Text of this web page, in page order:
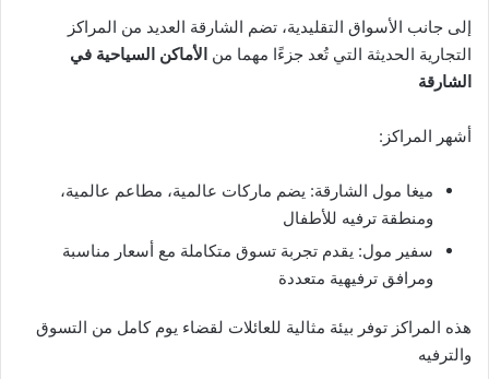
إلى جانب الأسواق التقليدية، تضم الشارقة العديد من المراكز
التجارية الحديثة التي تُعد جزءًا مهما من الأماكن السياحية في
الشارقة
أشهر المراكز:
ميغا مول الشارقة: يضم ماركات عالمية، مطاعم عالمية،
ومنطقة ترفيه للأطفال
سفير مول: يقدم تجربة تسوق متكاملة مع أسعار مناسبة
ومرافق ترفيهية متعددة
هذه المراكز توفر بيئة مثالية للعائلات لقضاء يوم كامل من التسوق
والترفيه